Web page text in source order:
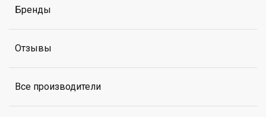
Бренды
Отзывы
Все производители